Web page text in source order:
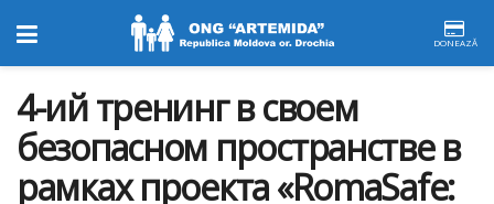
DONEAZĂ
4-ий тренинг в своем
безопасном пространстве в
рамках проекта «RomaSafe: